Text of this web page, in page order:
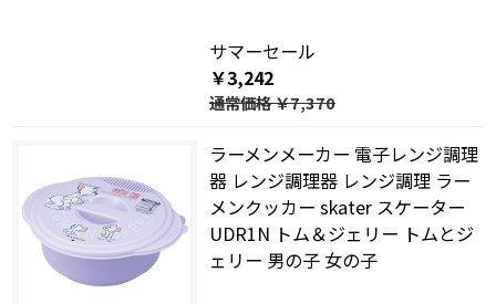
サマーセール
￥3,242
通常価格￥7,370
ラーメンメーカー 電子レンジ調理
器 レンジ調理器 レンジ調理 ラー
メンクッカー skater スケーター
UDR1N トム＆ジェリー トムとジ
ェリー 男の子 女の子